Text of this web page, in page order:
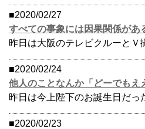
■2020/02/27
すべての事象には因果関係があ
昨日は大阪のテレビクルーと
■2020/02/24
他人のことなんか「どーでもえ
昨日は今上陛下のお誕生日だ
■2020/02/23